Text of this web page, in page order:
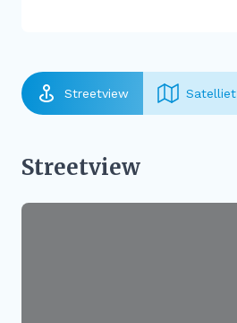
Streetview Satelliet
Streetview